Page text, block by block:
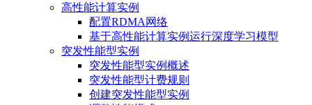
高性能计算实例
配置RDMA网络
基于高性能计算实例运行深度学习模型
突发性能型实例
突发性能型实例概述
突发性能型计费规则
创建突发性能型实例